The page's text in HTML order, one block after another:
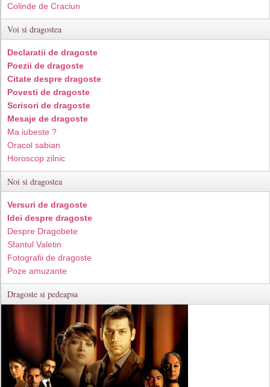
Colinde de Craciun
Voi si dragostea
Declaratii de dragoste
Poezii de dragoste
Citate despre dragoste
Povesti de dragoste
Scrisori de dragoste
Mesaje de dragoste
Ma iubeste ?
Oracol sabian
Horoscop zilnic
Noi si dragostea
Versuri de dragoste
Idei despre dragoste
Despre Dragobete
Sfantul Valetin
Fotografii de dragoste
Poze amuzante
Dragoste si pedeapsa